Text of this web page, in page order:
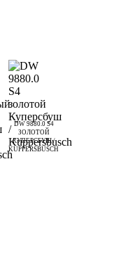
DW 9880.0 S4
ЗОЛОТОЙ
КУПЕРСБУШ /
KUPPERSBUSCH